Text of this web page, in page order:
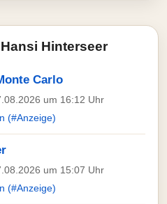
Hinterseer
Carlo
um 16:12 Uhr
(#Anzeige)
um 15:07 Uhr
(#Anzeige)